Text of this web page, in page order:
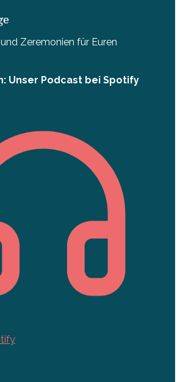
Zeremonien für Euren
Unser Podcast bei Spotify